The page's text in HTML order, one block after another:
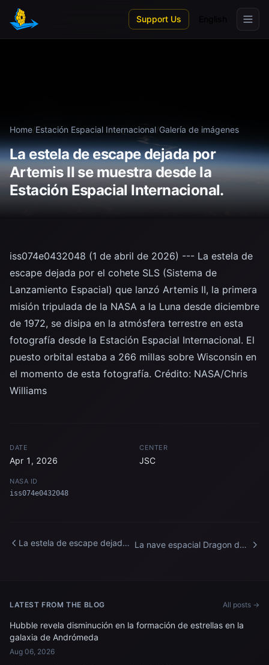
Skip to main content
Support Us
Home/Estación Espacial Internacional/Galería de imágenes
La estela de escape dejada por
Artemis II se muestra desde la
Estación Espacial Internacional.
iss074e0432048 (1 de abril de 2026) --- La estela de
escape dejada por el cohete SLS (Sistema de
Lanzamiento Espacial) que lanzó Artemis II, la primera
misión tripulada de la NASA a la Luna desde diciembre
de 1972, se disipa en la atmósfera terrestre en esta
fotografía desde la Estación Espacial Internacional. El
puesto orbital estaba a 266 millas sobre Wisconsin en
el momento de esta fotografía. Crédito: NASA/Chris
Williams
DATE
Apr 1, 2026
CENTER
JSC
NASA ID
iss074e0432048
La estela de escape dejada
La nave espacial Dragon de
LATEST FROM THE BLOG All posts →
Hubble revela disminución en la formación de estrellas en la
galaxia de Andrómeda
Aug 06, 2026